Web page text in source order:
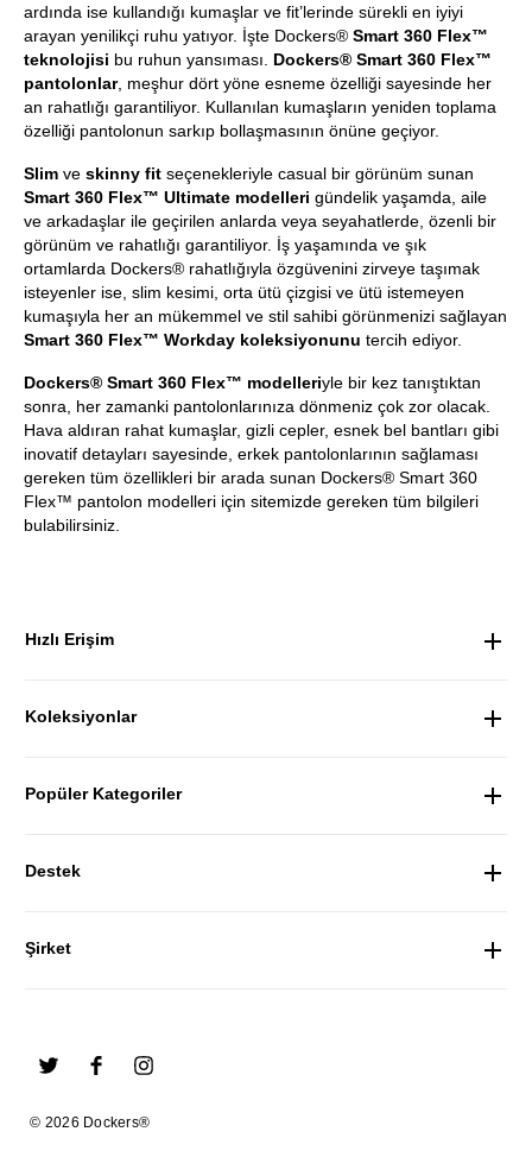
ardında ise kullandığı kumaşlar ve fit’lerinde sürekli en iyiyi
arayan yenilikçi ruhu yatıyor. İşte Dockers® Smart 360 Flex™
teknolojisi bu ruhun yansıması. Dockers® Smart 360 Flex™
pantolonlar, meşhur dört yöne esneme özelliği sayesinde her
an rahatlığı garantiliyor. Kullanılan kumaşların yeniden toplama
özelliği pantolonun sarkıp bollaşmasının önüne geçiyor.
Slim ve skinny fit seçenekleriyle casual bir görünüm sunan
Smart 360 Flex™ Ultimate modelleri gündelik yaşamda, aile
ve arkadaşlar ile geçirilen anlarda veya seyahatlerde, özenli bir
görünüm ve rahatlığı garantiliyor. İş yaşamında ve şık
ortamlarda Dockers® rahatlığıyla özgüvenini zirveye taşımak
isteyenler ise, slim kesimi, orta ütü çizgisi ve ütü istemeyen
kumaşıyla her an mükemmel ve stil sahibi görünmenizi sağlayan
Smart 360 Flex™ Workday koleksiyonunu tercih ediyor.
Dockers® Smart 360 Flex™ modelleriyle bir kez tanıştıktan
sonra, her zamanki pantolonlarınıza dönmeniz çok zor olacak.
Hava aldıran rahat kumaşlar, gizli cepler, esnek bel bantları gibi
inovatif detayları sayesinde, erkek pantolonlarının sağlaması
gereken tüm özellikleri bir arada sunan Dockers® Smart 360
Flex™ pantolon modelleri için sitemizde gereken tüm bilgileri
bulabilirsiniz.
Hızlı Erişim
Koleksiyonlar
Popüler Kategoriler
Destek
Şirket
© 2026 Dockers®